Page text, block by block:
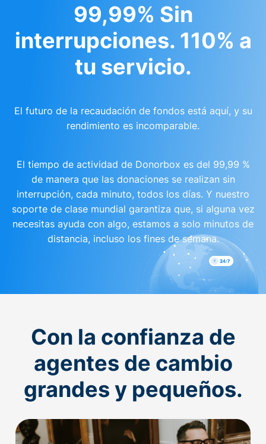
99,99% Sin
interrupciones. 110% a
tu servicio.
El futuro de la recaudación de fondos está aquí, y su
rendimiento es incomparable.
El tiempo de actividad de Donorbox es del 99,99 %
de manera que las donaciones se realizan sin
interrupción, cada minuto, todos los días. Y nuestro
soporte de clase mundial garantiza que, si alguna vez
necesitas ayuda con algo, estamos a solo minutos de
distancia, incluso los fines de semana.
Con la confianza de
agentes de cambio
grandes y pequeños.